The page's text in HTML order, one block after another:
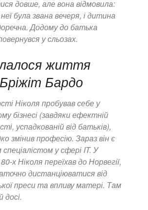
довше, але вона відмовила:
неї була звана вечеря, і дитина
Додому до батька
у сльозах.
життя
Бардо
Ніколя пробував себе у
бізнесі (завдяки ефектній
успадкованій від батьків),
змінив професію. Зараз він є
у сфері IT. У
х Ніколя переїхав до Норвегії,
дистанціюватися від
преси та впливу матері. Там
досі.